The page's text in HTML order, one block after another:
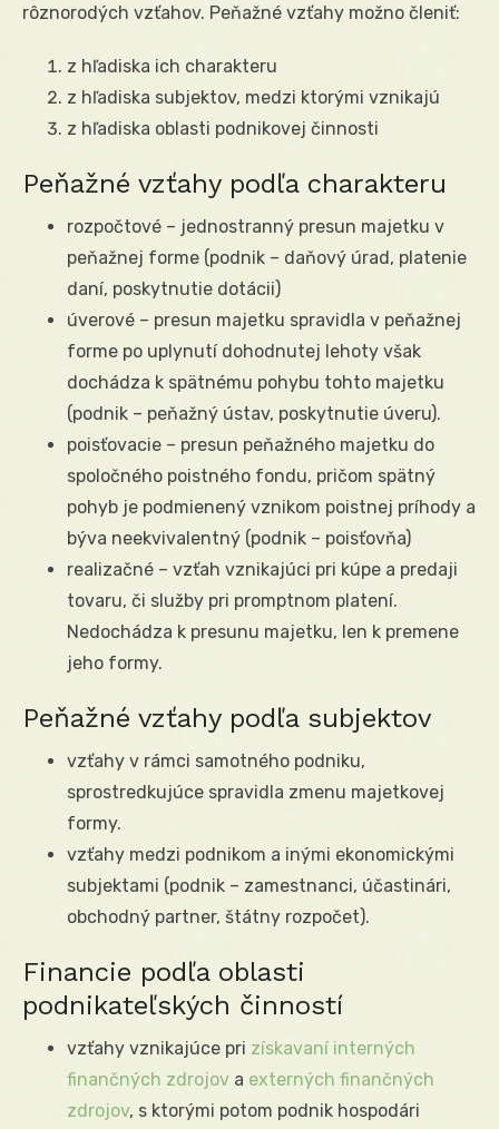
rôznorodých vzťahov. Peňažné vzťahy možno členiť:
z hľadiska ich charakteru
z hľadiska subjektov, medzi ktorými vznikajú
z hľadiska oblasti podnikovej činnosti
Peňažné vzťahy podľa charakteru
rozpočtové – jednostranný presun majetku v
peňažnej forme (podnik – daňový úrad, platenie
daní, poskytnutie dotácii)
úverové – presun majetku spravidla v peňažnej
forme po uplynutí dohodnutej lehoty však
dochádza k spätnému pohybu tohto majetku
(podnik – peňažný ústav, poskytnutie úveru).
poisťovacie – presun peňažného majetku do
spoločného poistného fondu, pričom spätný
pohyb je podmienený vznikom poistnej príhody a
býva neekvivalentný (podnik – poisťovňa)
realizačné – vzťah vznikajúci pri kúpe a predaji
tovaru, či služby pri promptnom platení.
Nedochádza k presunu majetku, len k premene
jeho formy.
Peňažné vzťahy podľa subjektov
vzťahy v rámci samotného podniku,
sprostredkujúce spravidla zmenu majetkovej
formy.
vzťahy medzi podnikom a inými ekonomickými
subjektami (podnik – zamestnanci, účastinári,
obchodný partner, štátny rozpočet).
Financie podľa oblasti
podnikateľských činností
vzťahy vznikajúce pri získavaní interných
finančných zdrojov a externých finančných
zdrojov, s ktorými potom podnik hospodári